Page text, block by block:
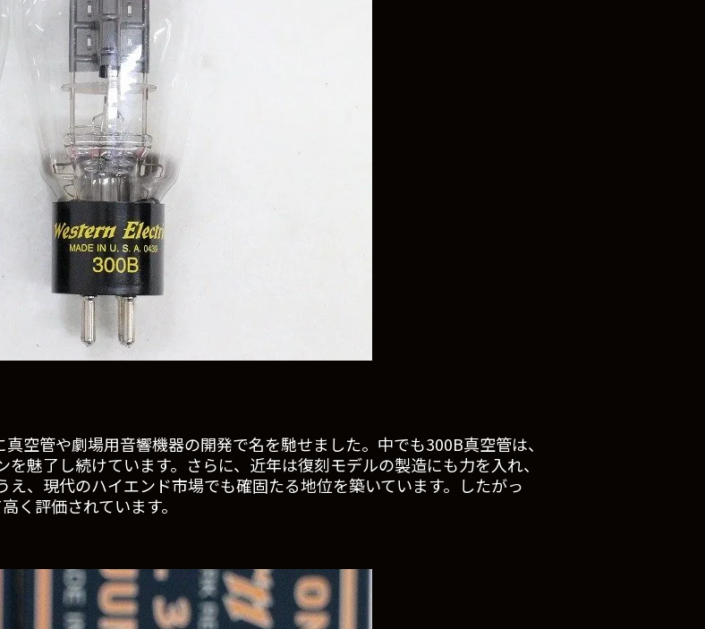
空管や劇場用音響機器の開発で名を馳せました。中でも300B真空管は、
魅了し続けています。さらに、近年は復刻モデルの製造にも力を入れ、
、現代のハイエンド市場でも確固たる地位を築いています。したがっ
く評価されています。